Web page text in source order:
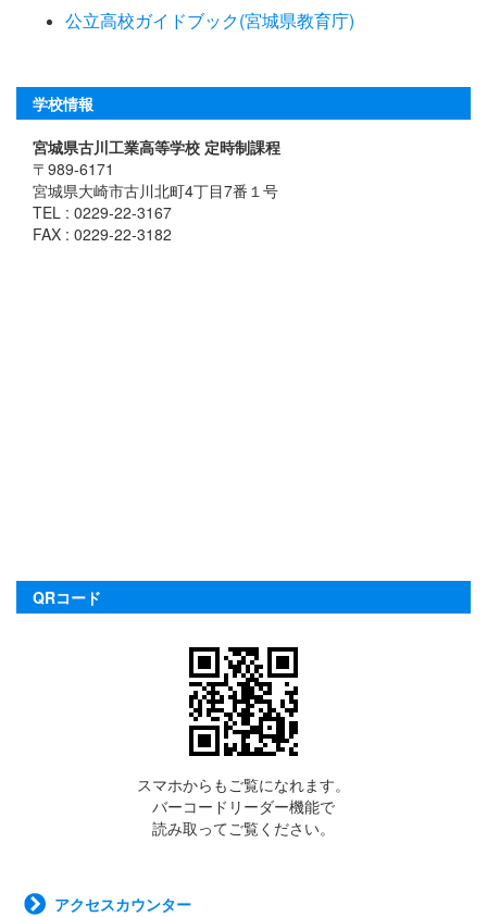
公立高校ガイドブック(宮城県教育庁)
学校情報
宮城県古川工業高等学校 定時制課程
〒989-6171
宮城県大崎市古川北町4丁目7番１号
TEL : 0229-22-3167
FAX : 0229-22-3182
QRコード
スマホからもご覧になれます。
バーコードリーダー機能で
読み取ってご覧ください。
アクセスカウンター